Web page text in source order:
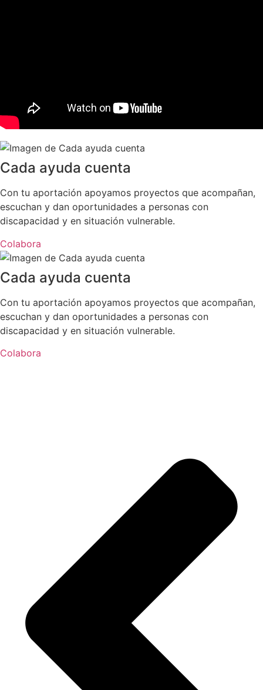
Cada ayuda cuenta
Con tu aportación apoyamos proyectos que acompañan,
escuchan y dan oportunidades a personas con
discapacidad y en situación vulnerable.
Colabora
Cada ayuda cuenta
Con tu aportación apoyamos proyectos que acompañan,
escuchan y dan oportunidades a personas con
discapacidad y en situación vulnerable.
Colabora